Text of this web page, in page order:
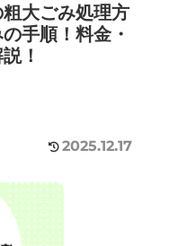
大ごみ処理方
手順！料金・
！
2025.12.17